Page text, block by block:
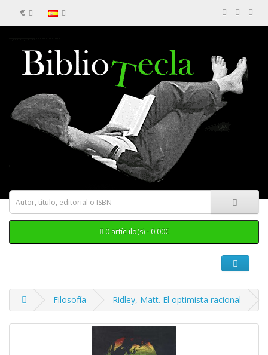
€
0 artículo(s) - 0.00€
Filosofía Ridley, Matt. El optimista racional